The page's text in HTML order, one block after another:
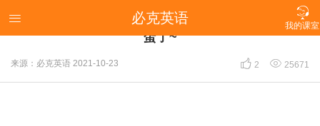

我的课室
 必克英语
“Go fly a kite”也是放风筝的英文吗?不,说错你就完
蛋了~
来源：必克英语 2021-10-23  2  25671